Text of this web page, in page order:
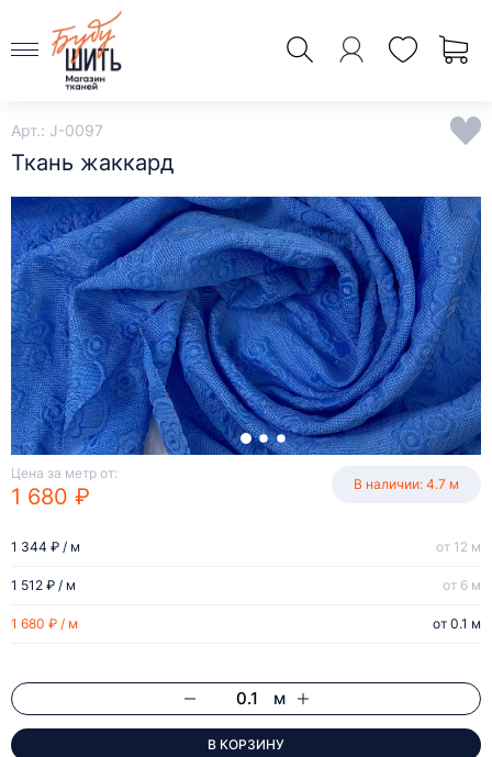
Арт.: J-0097
Ткань жаккард
Цена за метр от:
1 680 ₽ В наличии: 4.7 м
1 680 ₽ / м от 0.1 м
1 512 ₽ / м от 6 м
1 344 ₽ / м от 12 м
м
В КОРЗИНУ